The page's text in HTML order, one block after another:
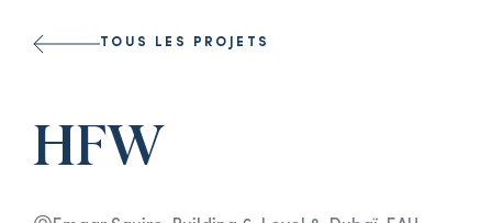
TOUS LES PROJETS
HFW